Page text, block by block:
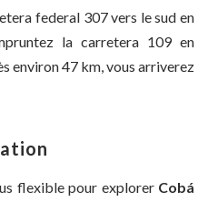
federal 307 vers le sud en
la carretera 109 en
environ 47 km, vous arriverez
flexible pour explorer Cobá